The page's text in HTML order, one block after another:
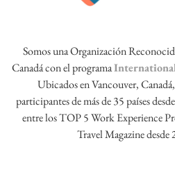
Somos una Organización
Canadá con el programa
Ubicados en Vancouver,
participantes de más de 35 países
entre los TOP 5 Work Experience
Travel Magazine desde